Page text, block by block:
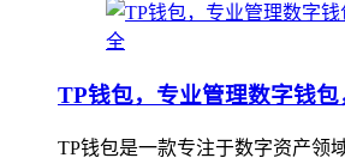
TP钱包，专业管理数字钱
TP钱包是一款专注于数字资产领